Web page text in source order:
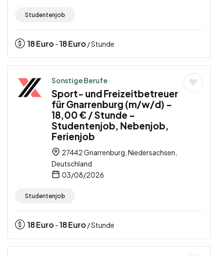
Studentenjob
18Euro -18Euro / Stunde
Sonstige Berufe
Sport- und Freizeitbetreuer
für Gnarrenburg (m/w/d) –
18,00 € / Stunde –
Studentenjob, Nebenjob,
Ferienjob
27442 Gnarrenburg, Niedersachsen,
Deutschland
03/08/2026
Studentenjob
18Euro -18Euro / Stunde